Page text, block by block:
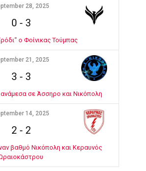
28, 2025
0 - 3
ο Φοίνικας Τούμπας
21, 2025
3 - 3
ανάμεσα σε Άσσηρο και Νικόπολη
14, 2025
2 - 2
βαθμό Νικόπολη και Κεραυνός